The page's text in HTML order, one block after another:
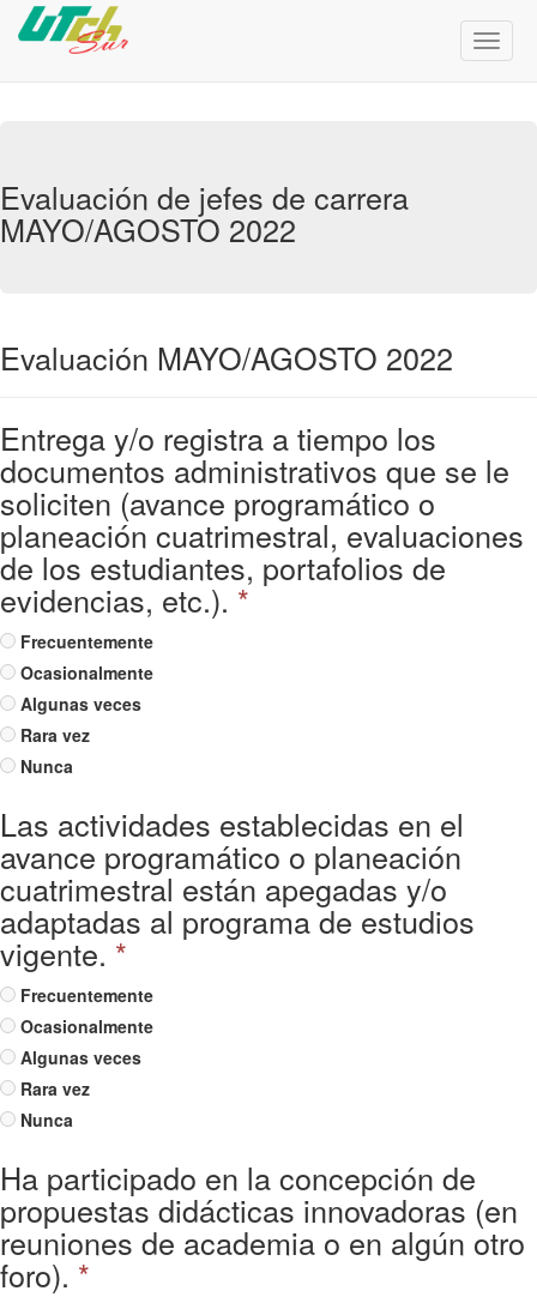
Menú
de
Evaluación de jefes de carrera
MAYO/AGOSTO 2022
Evaluación MAYO/AGOSTO 2022
Entrega y/o registra a tiempo los
documentos administrativos que se le
soliciten (avance programático o
planeación cuatrimestral, evaluaciones
de los estudiantes, portafolios de
evidencias, etc.). *
Frecuentemente
Ocasionalmente
Algunas veces
Rara vez
Nunca
Las actividades establecidas en el
avance programático o planeación
cuatrimestral están apegadas y/o
adaptadas al programa de estudios
vigente. *
Frecuentemente
Ocasionalmente
Algunas veces
Rara vez
Nunca
Ha participado en la concepción de
propuestas didácticas innovadoras (en
reuniones de academia o en algún otro
foro). *